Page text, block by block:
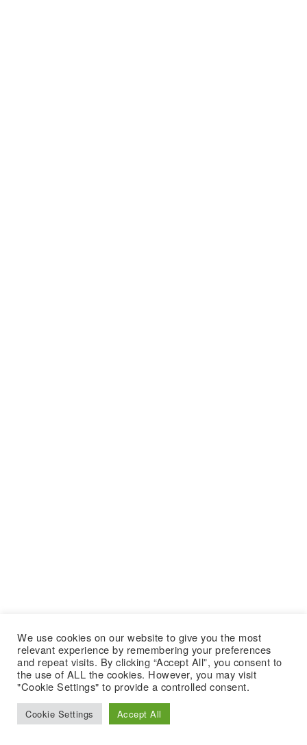
We use cookies on our website to give you the most
relevant experience by remembering your preferences
and repeat visits. By clicking “Accept All”, you consent to
the use of ALL the cookies. However, you may visit
"Cookie Settings" to provide a controlled consent.
Cookie Settings Accept All